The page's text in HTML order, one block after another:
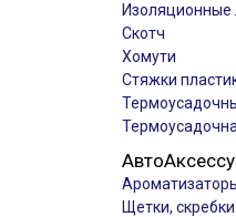
Изоляционные
Скотч
Хомути
Стяжки
Щетки,